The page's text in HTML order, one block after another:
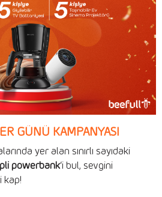
GÜNÜ KAMPANYASI
yer alan sınırlı sayıdaki
powerbank‘i bul, sevgini
kap!